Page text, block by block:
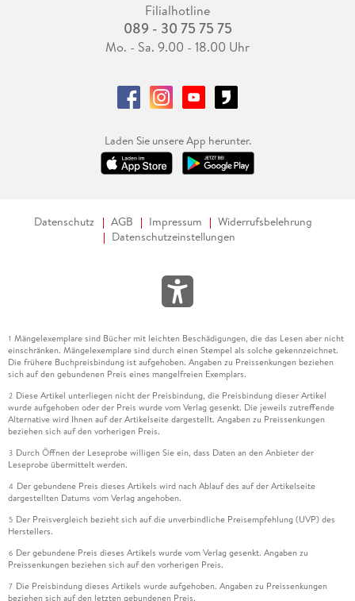
Filialhotline
089 - 30 75 75 75
Mo. - Sa. 9.00 - 18.00 Uhr
Laden Sie unsere App herunter.
Datenschutz AGB Impressum
Widerrufsbelehrung
Datenschutzeinstellungen
1 Mängelexemplare sind Bücher mit leichten Beschädigungen, die das Lesen aber nicht
einschränken. Mängelexemplare sind durch einen Stempel als solche gekennzeichnet.
Die frühere Buchpreisbindung ist aufgehoben. Angaben zu Preissenkungen beziehen
sich auf den gebundenen Preis eines mangelfreien Exemplars.
2 Diese Artikel unterliegen nicht der Preisbindung, die Preisbindung dieser Artikel
wurde aufgehoben oder der Preis wurde vom Verlag gesenkt. Die jeweils zutreffende
Alternative wird Ihnen auf der Artikelseite dargestellt. Angaben zu Preissenkungen
beziehen sich auf den vorherigen Preis.
3 Durch Öffnen der Leseprobe willigen Sie ein, dass Daten an den Anbieter der
Leseprobe übermittelt werden.
4 Der gebundene Preis dieses Artikels wird nach Ablauf des auf der Artikelseite
dargestellten Datums vom Verlag angehoben.
5 Der Preisvergleich bezieht sich auf die unverbindliche Preisempfehlung (UVP) des
Herstellers.
6 Der gebundene Preis dieses Artikels wurde vom Verlag gesenkt. Angaben zu
Preissenkungen beziehen sich auf den vorherigen Preis.
7 Die Preisbindung dieses Artikels wurde aufgehoben. Angaben zu Preissenkungen
beziehen sich auf den letzten gebundenen Preis.